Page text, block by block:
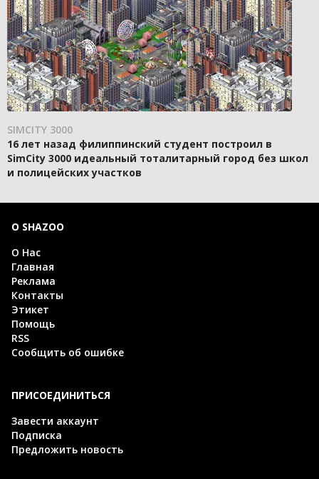
SIMCITY 3000
16 лет назад филиппинский студент построил в
SimCity 3000 идеальный тоталитарный город без школ
и полицейских участков
О SHAZOO
О Нас
Главная
Реклама
Контакты
Этикет
Помощь
RSS
Сообщить об ошибке
ПРИСОЕДИНИТЬСЯ
Завести аккаунт
Подписка
Предложить новость